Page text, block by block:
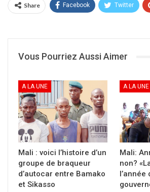
ADP-MALIBA
Le PARENA,
Côté COFOP :
Poulo,
Bathily,
Mamadou Traore.
Les autres signataires sont: Les
signataires de l’accord d’Alger
EPM
la société civile.
Share Facebook Twitter
Vous Pourriez Aussi Aimer
A LA UNE
Mali : voici l’histoire d’un
groupe de braqueur
d’autocar entre Bamako
et Sikasso
A LA UNE
Mali:
non?
l’année